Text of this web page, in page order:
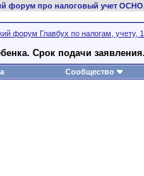
форум про налоговый учет
форум Главбух по налогам, учету,
Срок подачи
Сообщество